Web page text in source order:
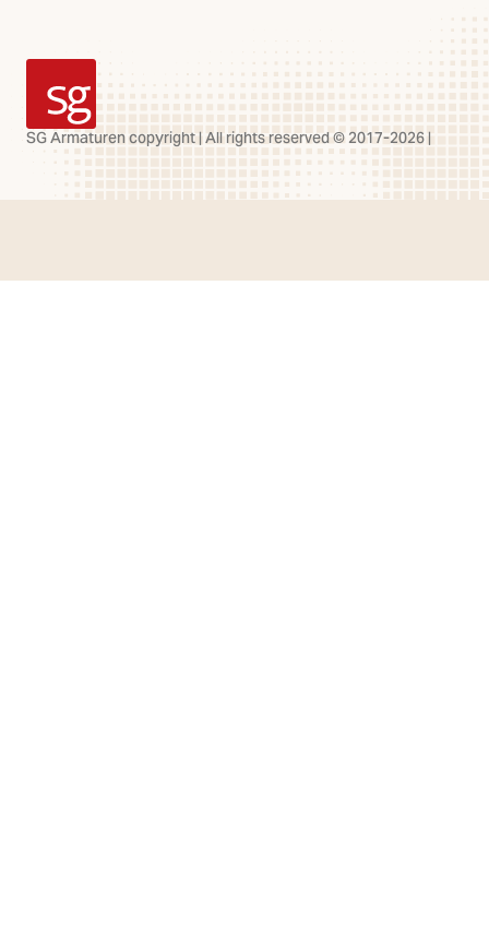
SG Armaturen
SG Armaturen copyright | All rights reserved © 2017-2026 |